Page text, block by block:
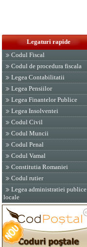
Legaturi rapide
Codul Fiscal
Codul de procedura fiscala
Legea Contabilitatii
Legea Pensiilor
Legea Finantelor Publice
Legea Insolventei
Codul Civil
Codul Muncii
Codul Penal
Codul Vamal
Constitutia Romaniei
Codul rutier
Legea administratiei publice
locale